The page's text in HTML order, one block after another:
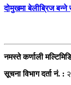
दोमुखमा बेलीब्रिज बन्ने
नमस्ते कर्णाली
सूचना विभाग दर्ता नं. :